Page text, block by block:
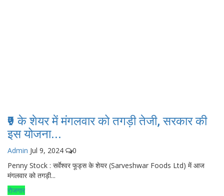
₹9 के शेयर में मंगलवार को तगड़ी तेजी, सरकार की
इस योजना...
Admin Jul 9, 2024
0
Penny Stock : सर्वेश्वर फूड्स के शेयर (Sarveshwar Foods Ltd) में आज
मंगलवार को तगड़ी...
रोजगार